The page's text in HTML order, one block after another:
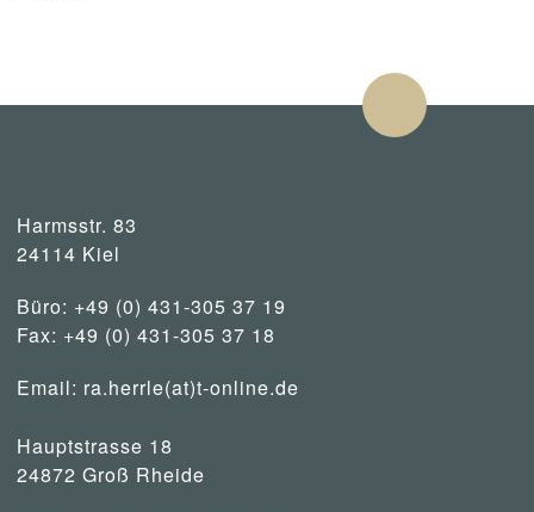
Harmsstr. 83
24114 Kiel
Büro: +49 (0) 431-305 37 19
Fax: +49 (0) 431-305 37 18
Email: ra.herrle(at)t-online.de
Hauptstrasse 18
24872 Groß Rheide